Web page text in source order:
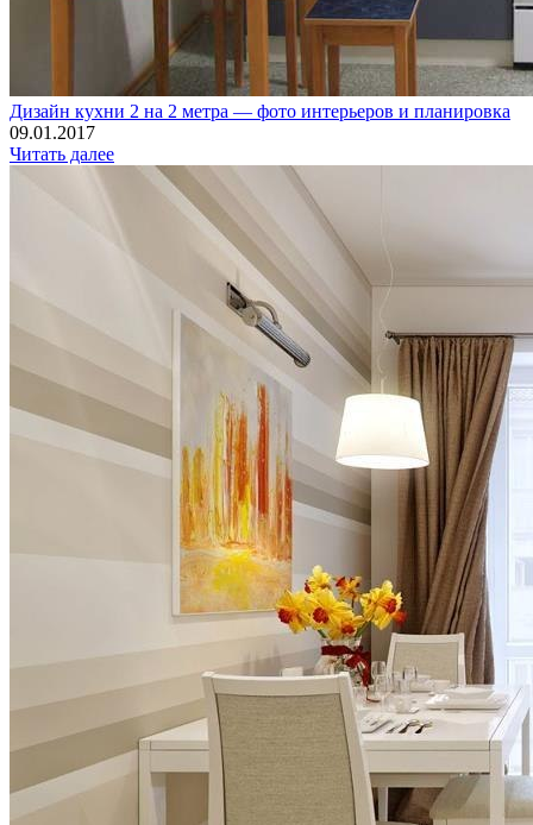
Дизайн кухни 2 на 2 метра — фото интерьеров и планировка
09.01.2017
Читать далее